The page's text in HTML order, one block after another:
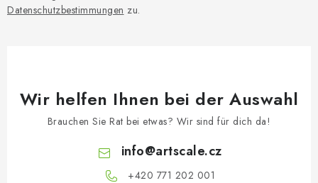
Datenschutzbestimmungen zu.
Wir helfen Ihnen bei der Auswahl
Brauchen Sie Rat bei etwas? Wir sind für dich da!
info@artscale.cz
+420 771 202 001​